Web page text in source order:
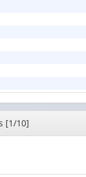
[1/10]